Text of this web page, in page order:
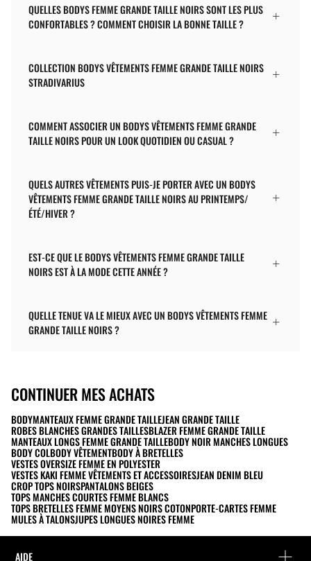
QUELLES BODYS FEMME GRANDE TAILLE NOIRS SONT LES PLUS
CONFORTABLES ? COMMENT CHOISIR LA BONNE TAILLE ?
COLLECTION BODYS VÊTEMENTS FEMME GRANDE TAILLE NOIRS
STRADIVARIUS
COMMENT ASSOCIER UN BODYS VÊTEMENTS FEMME GRANDE
TAILLE NOIRS POUR UN LOOK QUOTIDIEN OU CASUAL ?
QUELS AUTRES VÊTEMENTS PUIS-JE PORTER AVEC UN BODYS
VÊTEMENTS FEMME GRANDE TAILLE NOIRS AU PRINTEMPS/
ÉTÉ/HIVER ?
EST-CE QUE LE BODYS VÊTEMENTS FEMME GRANDE TAILLE
NOIRS EST À LA MODE CETTE ANNÉE ?
QUELLE TENUE VA LE MIEUX AVEC UN BODYS VÊTEMENTS FEMME
GRANDE TAILLE NOIRS ?
CONTINUER MES ACHATS
BODYMANTEAUX FEMME GRANDE TAILLEJEAN GRANDE TAILLE
ROBES BLANCHES GRANDES TAILLESBLAZER FEMME GRANDE TAILLE
MANTEAUX LONGS FEMME GRANDE TAILLEBODY NOIR MANCHES LONGUES
BODY COLBODY VÊTEMENTBODY À BRETELLES
VESTES OVERSIZE FEMME EN POLYESTER
VESTES KAKI FEMME VÊTEMENTS ET ACCESSOIRESJEAN DENIM BLEU
CROP TOPS NOIRSPANTALONS BEIGES
TOPS MANCHES COURTES FEMME BLANCS
TOPS BRETELLES FEMME MOYENS NOIRS COTONPORTE-CARTES FEMME
MULES À TALONSJUPES LONGUES NOIRES FEMME
AIDE